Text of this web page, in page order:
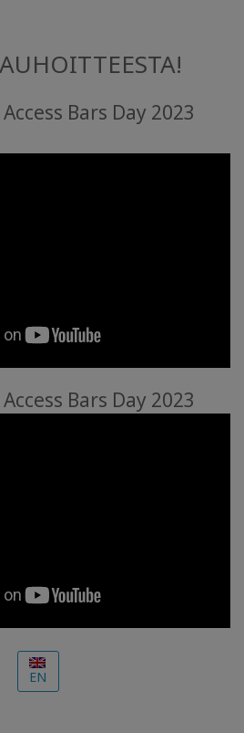
Bars Day 2023
Bars Day 2023
EN